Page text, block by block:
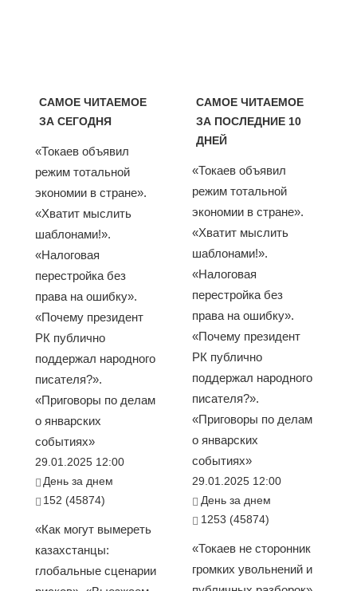
САМОЕ ЧИТАЕМОЕ
ЗА СЕГОДНЯ
«Токаев объявил
режим тотальной
экономии в стране».
«Хватит мыслить
шаблонами!».
«Налоговая
перестройка без
права на ошибку».
«Почему президент
РК публично
поддержал народного
писателя?».
«Приговоры по делам
о январских
событиях»
29.01.2025 12:00
День за днем
152 (45874)
«Как могут вымереть
казахстанцы:
глобальные сценарии
САМОЕ ЧИТАЕМОЕ
ЗА ПОСЛЕДНИЕ 10
ДНЕЙ
«Токаев объявил
режим тотальной
экономии в стране».
«Хватит мыслить
шаблонами!».
«Налоговая
перестройка без
права на ошибку».
«Почему президент
РК публично
поддержал народного
писателя?».
«Приговоры по делам
о январских
событиях»
29.01.2025 12:00
День за днем
1253 (45874)
«Токаев не сторонник
громких увольнений и